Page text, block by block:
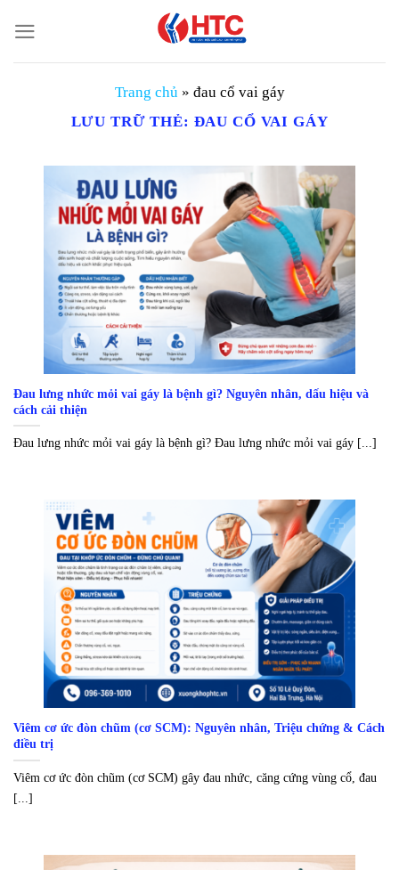
đến
nội
Trang chủ » đau cổ vai gáy
LƯU TRỮ THẺ: ĐAU CỔ VAI GÁY
Đau lưng nhức mỏi vai gáy là bệnh gì? Nguyên nhân, dấu hiệu và
cách cải thiện
Đau lưng nhức mỏi vai gáy là bệnh gì? Đau lưng nhức mỏi vai gáy [...]
Viêm cơ ức đòn chũm (cơ SCM): Nguyên nhân, Triệu chứng & Cách
điều trị
Viêm cơ ức đòn chũm (cơ SCM) gây đau nhức, căng cứng vùng cổ, đau
[...]